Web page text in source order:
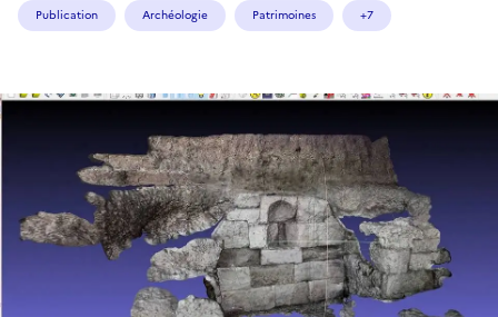
Publication Archéologie Patrimoines +7